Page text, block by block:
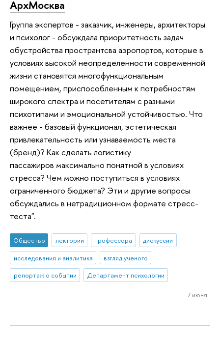
АрхМосква
Группа экспертов - заказчик, инженеры, архитекторы
и психолог - обсуждала приоритетность задач
обустройства пространтсва аэропортов, которые в
условиях высокой неопределенности современной
жизни становятся многофункциональным
помещением, приспособленным к потребностям
широкого спектра и посетителям с разными
психотипами и эмоциональной устойчивостью. Что
важнее - базовый функционал, эстетическая
привлекательность или узнаваемость места
(бренд)? Как сделать логистику
пассажиров максимально понятной в условиях
стресса? Чем можно поступиться в условиях
ограниченного бюджета? Эти и другие вопросы
обсуждались в нетрадиционном формате стресс-
теста".
Общество лектории профессора
дискуссии
исследования и аналитика
взгляд ученого
репортаж о событии
Департамент психологии
7 июня